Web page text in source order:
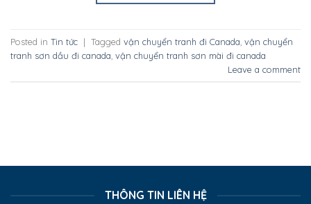
Posted in Tin tức | Tagged vận chuyển tranh đi Canada vận chuyển
tranh sơn dầu đi canada vận chuyển tranh sơn mài đi canada
Leave a comment
THÔNG TIN LIÊN HỆ